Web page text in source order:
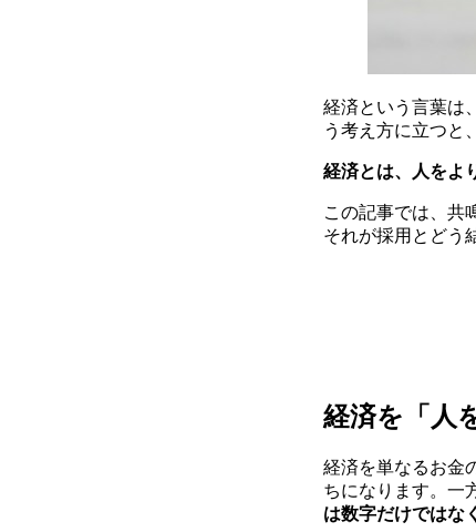
経済という言葉は
う考え方に立つと
経済とは、人をよ
この記事では、共
それが採用とどう
経済を「人
経済を単なるお金
ちになります。一
は数字だけではな